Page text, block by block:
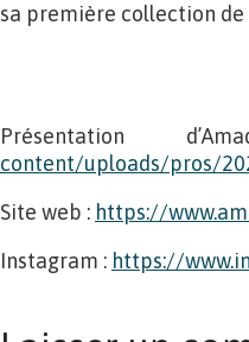
sa première collection de
Présentation
content/uploads/pros/
Site web : https://
Instagram : https://